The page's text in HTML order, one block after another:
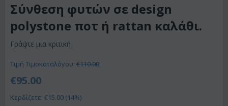
Σύνθεση φυτών σε design
polystone ποτ ή rattan καλάθι.
Γράψτε μια κριτική
Τιμή Τιμοκαταλόγου: €110.00
€95.00
Κερδίζετε: €15.00 (14%)